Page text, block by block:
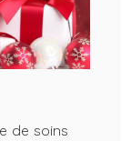
de soins